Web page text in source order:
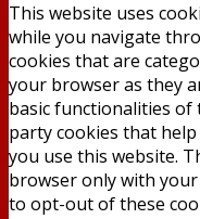
This website uses
while you navigate
cookies that are
your browser as they
basic functionalities of
party cookies that
you use this website.
browser only with
to opt-out of these